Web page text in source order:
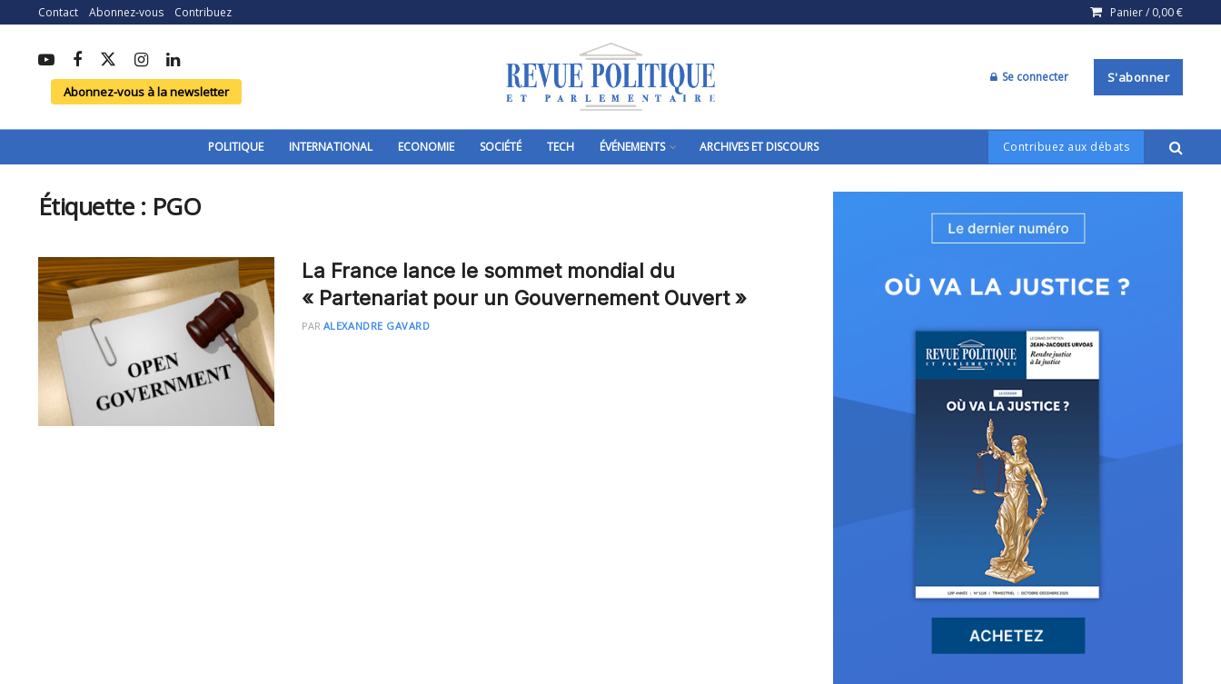
Contact Abonnez-vous Contribuez Panier / 0,00€
Abonnez-vous à la newsletter
Se connecter S'abonner
POLITIQUE INTERNATIONAL ECONOMIE SOCIÉTÉ TECH ÉVÉNEMENTS ARCHIVES ET DISCOURS Contribuez aux débats
Étiquette : PGO
La France lance le sommet mondial du
« Partenariat pour un Gouvernement Ouvert »
PAR ALEXANDRE GAVARD